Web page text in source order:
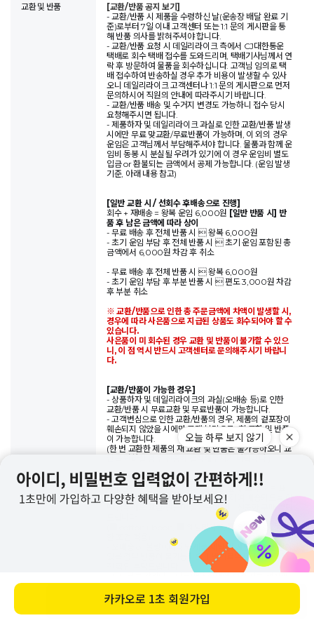
바로 구매하기
교환 및 반품
[교환/반품 공지 보기]
- 교환/반품 시 제품을 수령하신 날(운송장 배달 완료 기
준)로부터 7일 이내 고객센터 또는 1:1 문의 게시판을 통
해 반품 의사를 밝혀주셔야 합니다.
- 교환/반품 요청 시 데일리라이크 측에서 CJ대한통운
택배로 회수 택배 접수를 도와드리며, 택배기사님께서 연
락 후 방문하여 물품을 회수하십니다. 고객님 임의로 택
배 접수하여 반송하실 경우 추가 비용이 발생할 수 있사
오니 데일리라이크 고객센터나 1:1 문의 게시판으로 먼저
문의하시어 직원의 안내에 따라주시기 바랍니다.
- 교환/반품 배송 및 수거지 변경도 가능하니 접수 당시
요청해주시면 됩니다.
- 제품하자 및 데일리라이크 과실로 인한 교환/반품 발생
시에만 무료 맞교환/무료반품이 가능하며, 이 외의 경우
운임은 고객님께서 부담해주셔야 합니다. 물품과 함께 운
임비 동봉 시 분실될 우려가 있기에 이 경우 운임비 별도
입금 or 환불되는 금액에서 공제 가능합니다. (운임 발생
기준, 아래 내용 참고)
[일반 교환 시 / 선회수 후배송으로 진행]
회수 + 재배송 = 왕복 운임 6,000원 [일반 반품 시] 반
품 후 남은 금액에 따라 상이
- 무료 배송 후 전체 반품 시  왕복 6,000원
- 초기 운임 부담 후 전체 반품 시  초기 운임 포함된 총
금액에서 6,000원 차감 후 취소
- 무료 배송 후 전체 반품 시  왕복 6,000원
- 초기 운임 부담 후 부분 반품 시  편도 3,000원 차감
후 부분 취소
※ 교환/반품으로 인한 총 주문금액에 차액이 발생할 시,
경우에 따라 사은품으로 지급된 상품도 회수되어야 할 수
있습니다.
사은품이 미 회수된 경우 교환 및 반품이 불가할 수 있으
니, 이 점 역시 반드시 고객센터로 문의해주시기 바랍니
다.
[교환/반품이 가능한 경우]
- 상품하자 및 데일리라이크의 과실(오배송 등)로 인한
교환/반품 시 무료교환 및 무료반품이 가능합니다.
- 고객변심으로 인한 교환/반품의 경우, 제품의 겉포장이
훼손되지 않았을 시에만 고객 부담으로 1회 교환 및 반품
이 가능합니다.
(한 번 교환한 제품의 재 교환 및 반품은 불가능하오니 교
[교환/반품이 되지 않는 경우]
- 마 단위로 판매되는 패브릭(상품명 앞에 ■ 부호로 표
기)은 주문해주시는 단위에 맞춰 재단하여 배송되므로 어
떤 경우에도 교환/반품이 불가능하오니 신중한 구매 부탁
(■ cotton ribbon, ■ 웨빙테이프, ■ 웨빙끈 등, 동일
- 오배송 or 불량이더라도 제품 세탁 및 재단 등의 변형이
있을 경우 반품이 불가능하오니 번거로우시더라도 제작
이미지에 차이가 있을 수 있으므로 이와 관련된 이유로
교환/반품은 불가능합니다.
- 데일리라이크의 제품은 기본적으로 패턴을 활용하여
만들어집니다.
오늘 하루 보지 않기